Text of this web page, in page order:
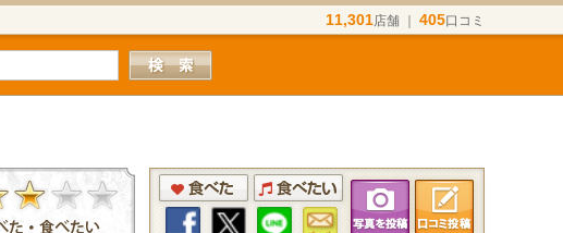
11,301店舗 ｜ 405口コミ